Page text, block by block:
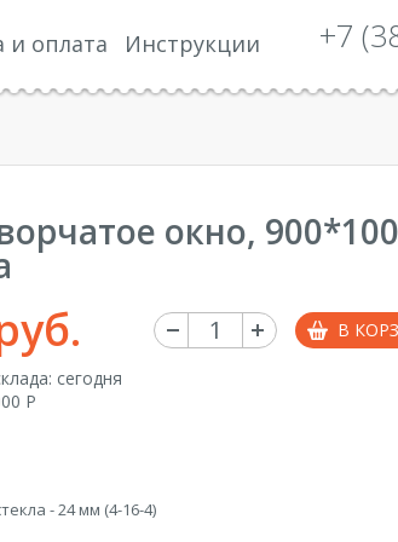
и оплата Инструкции +7
окно,
В
сегодня
Р
- 24 мм (4-16-4)